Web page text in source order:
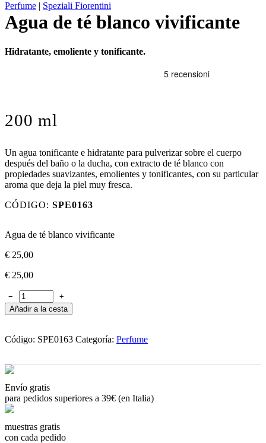
Perfume | Speziali Fiorentini
Agua de té blanco vivificante
Hidratante, emoliente y tonificante.
200 ml
Un agua tonificante e hidratante para pulverizar sobre el cuerpo
después del baño o la ducha, con extracto de té blanco con
propiedades suavizantes, emolientes y tonificantes, con su particular
aroma que deja la piel muy fresca.
CÓDIGO: SPE0163
Agua de té blanco vivificante
€ 25,00
€ 25,00
−
+
Añadir a la cesta
Código: SPE0163 Categoría: Perfume
Envío gratis
para pedidos superiores a 39€ (en Italia)
muestras gratis
con cada pedido